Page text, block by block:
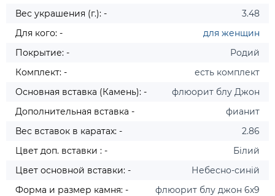
Вес украшения (г.): -
3.48
Для кого: -
для женщин
Покрытие: -
Родий
Комплект: -
есть комплект
Основная вставка (Камень): -
флюорит блу Джон
Дополнительная вставка -
фианит
Вес вставок в каратах: -
2.86
Цвет доп. вставки : -
Білий
Цвет основной вставки: -
Небесно-синій
Форма и размер камня: -
флюорит блу джон 6х9